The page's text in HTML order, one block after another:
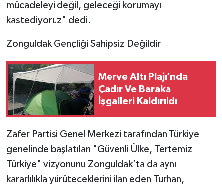
mücadeleyi değil, geleceği korumayı
kastediyoruz" dedi.
​Zonguldak Gençliği Sahipsiz Değildir
Merve Altı Plajı’nda
Çadır Ve Baraka
İşgalleri Kaldırıldı
​Zafer Partisi Genel Merkezi tarafından Türkiye
genelinde başlatılan "Güvenli Ülke, Tertemiz
Türkiye" vizyonunu Zonguldak’ta da aynı
kararlılıkla yürüteceklerini ilan eden Turhan,